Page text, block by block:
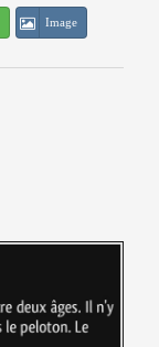
Image